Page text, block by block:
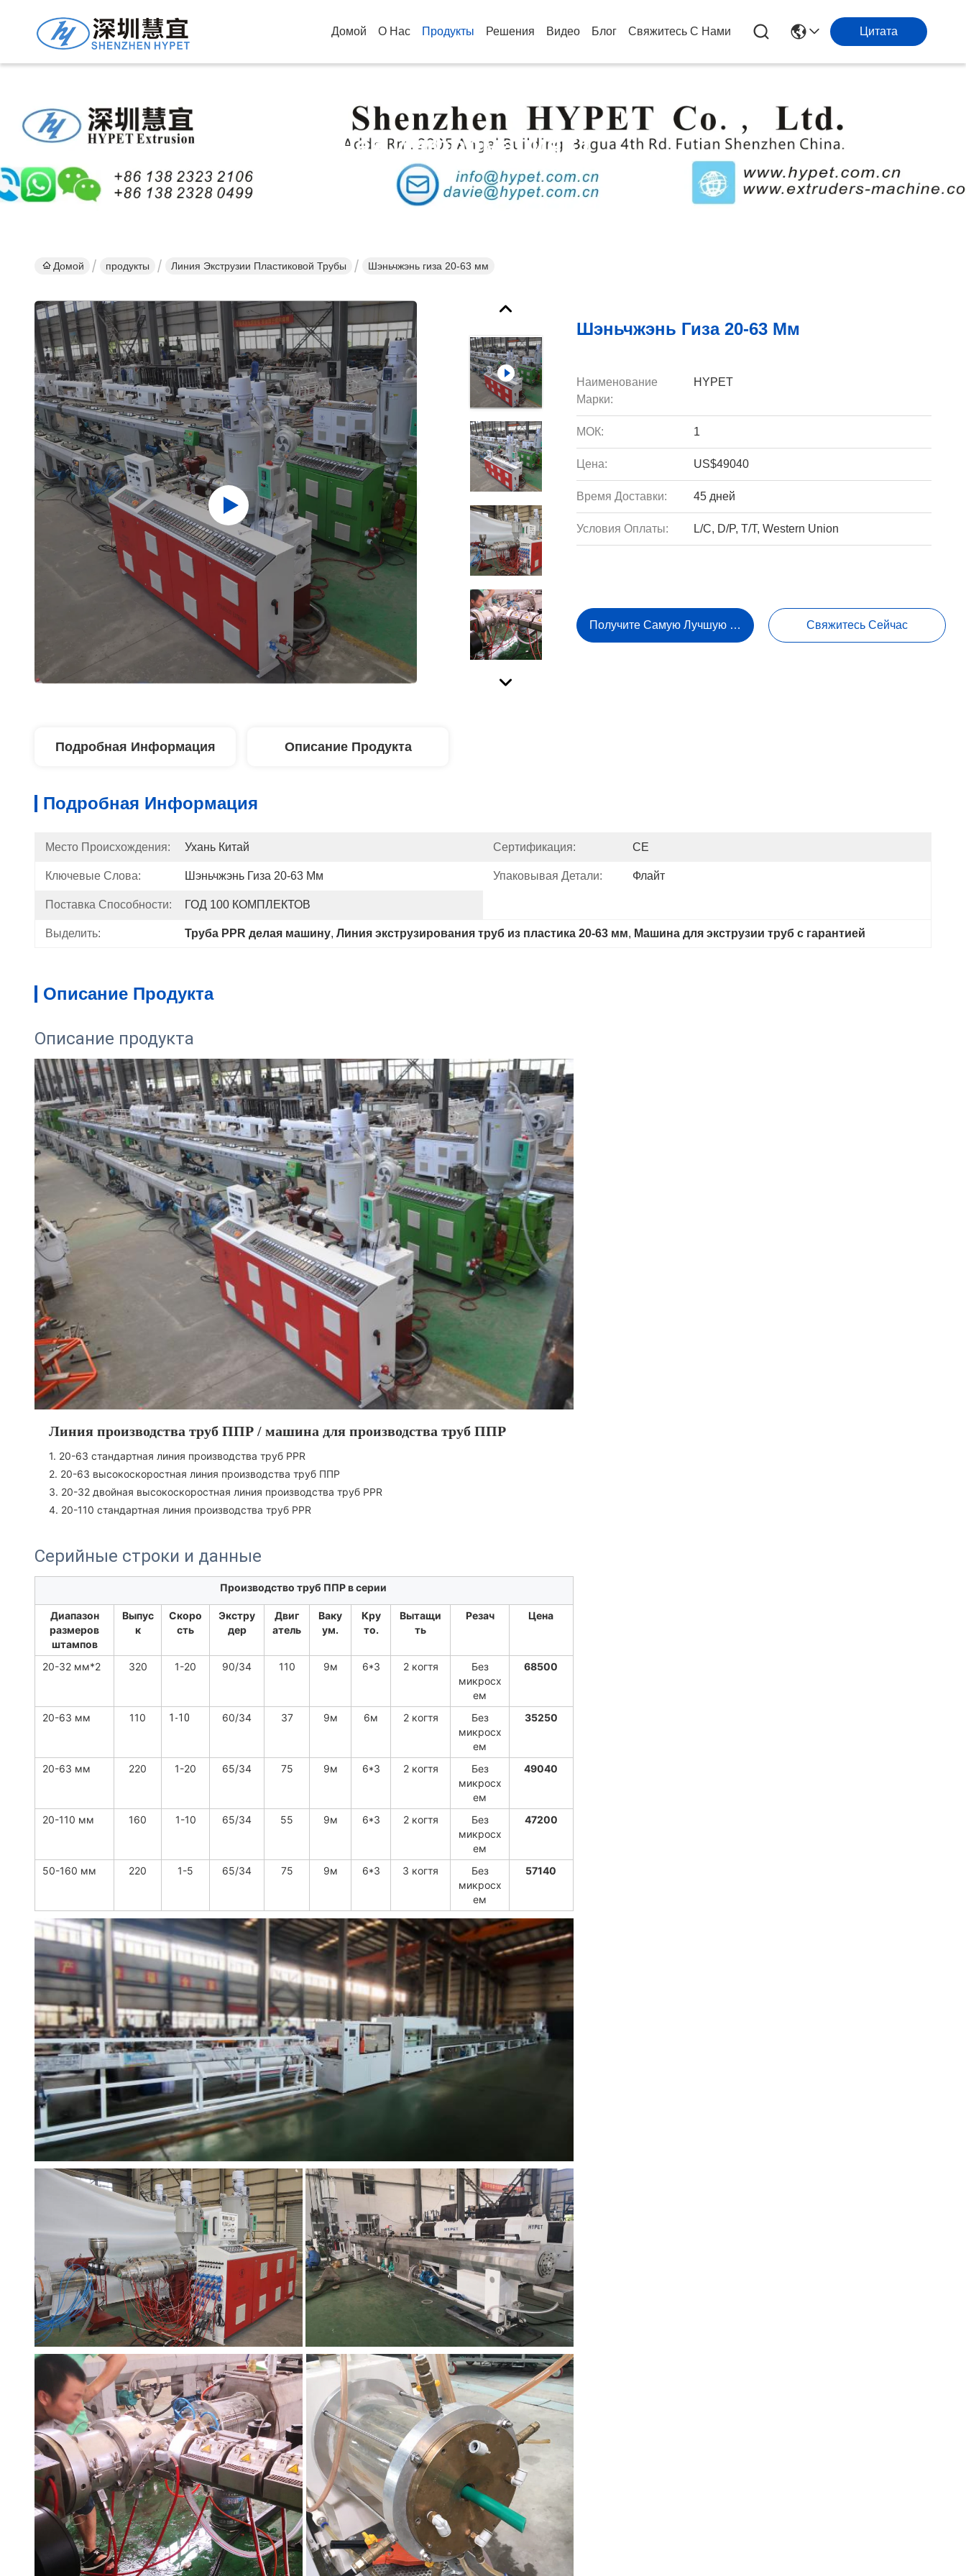
Домой О Нас Продукты Решения Видео Блог Свяжитесь С Нами Цитата
Подробная Информация О
Продукции
Домой продукты Линия Экструзии Пластиковой Трубы Шэньчжэнь гиза 20-63 мм
Шэньчжэнь Гиза 20-63 Мм
Наименование
Марки:
HYPET
МОК: 1
Цена: US$49040
Время Доставки: 45 дней
Условия Оплаты: L/C, D/P, T/T, Western Union
Получите Самую Лучшую Цену Свяжитесь Сейчас
Подробная Информация Описание Продукта
Подробная Информация
Место Происхождения: Ухань Китай Сертификация: CE
Ключевые Слова: Шэньчжэнь Гиза 20-63 Мм Упаковывая Детали: Флайт
Поставка Способности: ГОД 100 КОМПЛЕКТОВ
Выделить: Труба PPR делая машину, Линия экструзирования труб из пластика 20-63 мм, Машина для экструзии труб с гарантией
Описание Продукта
Описание продукта
Линия производства труб ППР / машина для производства труб ППР
1. 20-63 стандартная линия производства труб PPR
2. 20-63 высокоскоростная линия производства труб ППР
3. 20-32 двойная высокоскоростная линия производства труб PPR
4. 20-110 стандартная линия производства труб PPR
Серийные строки и данные
Производство труб ППР в серии
Диапазон
размеров
штампов
Выпус
к
Скоро
сть
Экстру
дер
Двиг
атель
Ваку
ум.
Кру
то.
Вытащи
ть
Резач Цена
20-32 мм*2 320 1-20 90/34 110 9м 6*3 2 когтя
Без
микросх
ем
68500
20-63 мм 110 1-10 60/34 37 9м 6м 2 когтя
Без
микросх
ем
35250
20-63 мм 220 1-20 65/34 75 9м 6*3 2 когтя
Без
микросх
ем
49040
20-110 мм 160 1-10 65/34 55 9м 6*3 2 когтя
Без
микросх
ем
47200
50-160 мм 220 1-5 65/34 75 9м 6*3 3 когтя
Без
микросх
ем
57140